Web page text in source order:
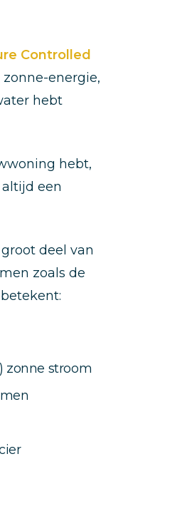
Controlled
energie,
hebt
hebt,
een
deel van
zoals de
zonne stroom